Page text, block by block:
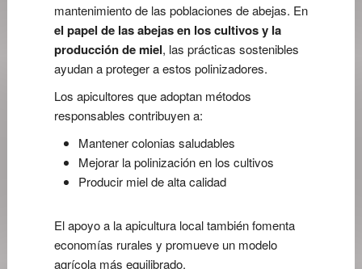
mantenimiento de las poblaciones de abejas. En
el papel de las abejas en los cultivos y la
producción de miel, las prácticas sostenibles
ayudan a proteger a estos polinizadores.
Los apicultores que adoptan métodos
responsables contribuyen a:
Mantener colonias saludables
Mejorar la polinización en los cultivos
Producir miel de alta calidad
El apoyo a la apicultura local también fomenta
economías rurales y promueve un modelo
agrícola más equilibrado.